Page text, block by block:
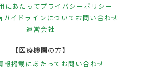
にあたってプライバシーポリシー
ガイドラインについてお問い合わせ
運営会社
【医療機関の方】
報掲載にあたって お問い合わせ